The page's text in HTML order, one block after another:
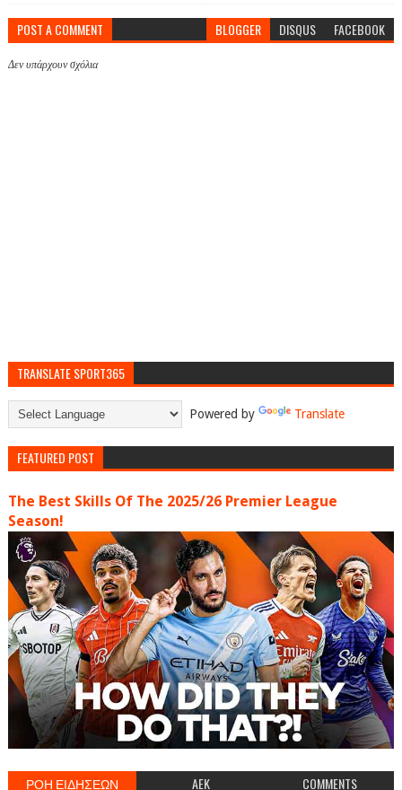
POST A COMMENT BLOGGER DISQUS FACEBOOK
Δεν υπάρχουν σχόλια
TRANSLATE SPORT365
Powered by Translate
FEATURED POST
The Best Skills Of The 2025/26 Premier League
Season!
ΡΟΗ ΕΙΔΗΣΕΩΝ AEK COMMENTS